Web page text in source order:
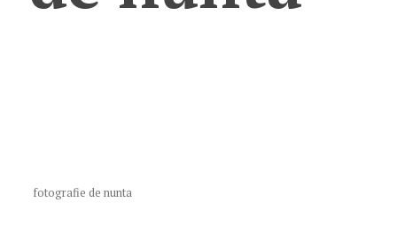
fotografie de nunta